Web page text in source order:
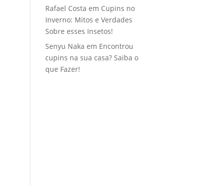
Rafael Costa em Cupins no
Inverno: Mitos e Verdades
Sobre esses Insetos!
Senyu Naka em Encontrou
cupins na sua casa? Saiba o
que Fazer!